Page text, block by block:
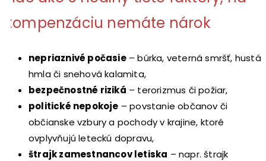
kompenzáciu nemáte nárok
nepriaznivé počasie– búrka, veterná smršť, hustá
hmla či snehová kalamita,
bezpečnostné riziká – terorizmus či požiar,
politické nepokoje – povstanie občanov či
občianske vzbury a pochody v krajine, ktoré
ovplyvňujú leteckú dopravu,
štrajk zamestnancov letiska – napr. štrajk